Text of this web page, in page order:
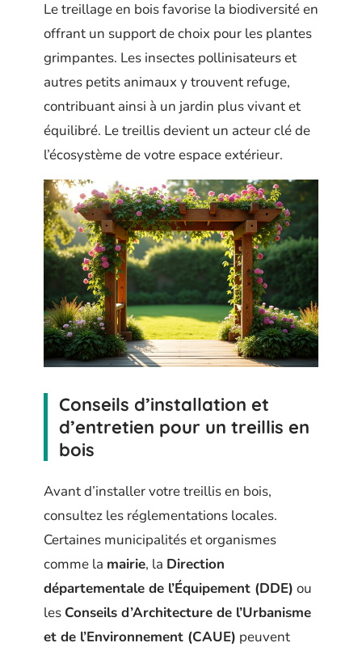
Le treillage en bois favorise la biodiversité en
offrant un support de choix pour les plantes
grimpantes. Les insectes pollinisateurs et
autres petits animaux y trouvent refuge,
contribuant ainsi à un jardin plus vivant et
équilibré. Le treillis devient un acteur clé de
l’écosystème de votre espace extérieur.
Conseils d’installation et
d’entretien pour un treillis en
bois
Avant d’installer votre treillis en bois,
consultez les réglementations locales.
Certaines municipalités et organismes
comme la mairie, la Direction
départementale de l’Équipement (DDE) ou
les Conseils d’Architecture de l’Urbanisme
et de l’Environnement (CAUE) peuvent